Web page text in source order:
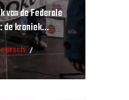
van de Federale
de kroniek...